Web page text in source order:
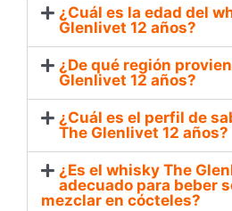
¿Cuál es la edad del
Glenlivet 12 años?
¿De qué región
Glenlivet 12 años?
¿Cuál es el perfil de
The Glenlivet 12 años?
¿Es el whisky The
adecuado para beber
mezclar en cócteles?